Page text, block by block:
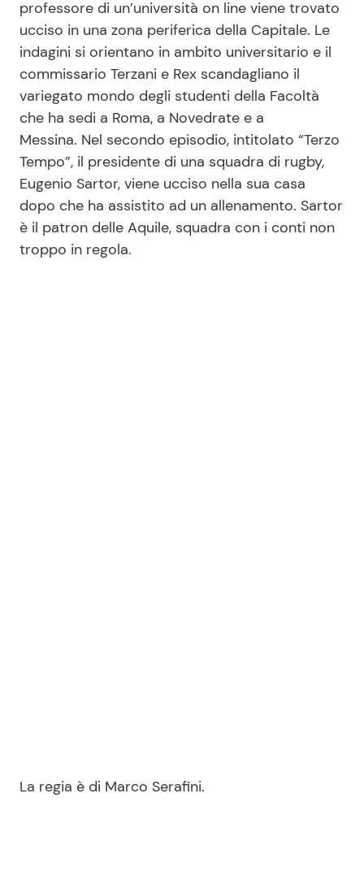
professore di un’università on line viene trovato
ucciso in una zona periferica della Capitale. Le
indagini si orientano in ambito universitario e il
commissario Terzani e Rex scandagliano il
variegato mondo degli studenti della Facoltà
che ha sedi a Roma, a Novedrate e a
Messina. Nel secondo episodio, intitolato “Terzo
Tempo”, il presidente di una squadra di rugby,
Eugenio Sartor, viene ucciso nella sua casa
dopo che ha assistito ad un allenamento. Sartor
è il patron delle Aquile, squadra con i conti non
troppo in regola.
La regia è di Marco Serafini.